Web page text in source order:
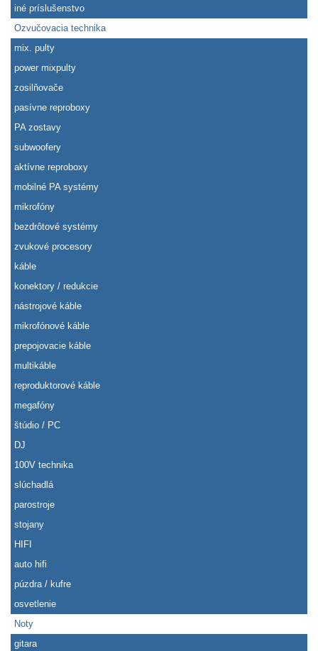
iné príslušenstvo
Ozvučovacia technika
mix. pulty
power mixpulty
zosilňovače
pasívne reproboxy
PA zostavy
subwoofery
aktívne reproboxy
mobilné PA systémy
mikrofóny
bezdrôtové systémy
zvukové procesory
káble
konektory / redukcie
nástrojové káble
mikrofónové káble
prepojovacie káble
multikáble
reproduktorové káble
megafóny
štúdio / PC
DJ
100V technika
slúchadlá
parostroje
stojany
HIFI
auto hifi
púzdra / kufre
osvetlenie
Noty
gitara